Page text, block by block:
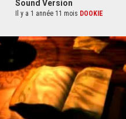
Sound Version
Il y a 1 année 11 mois DOOKIE